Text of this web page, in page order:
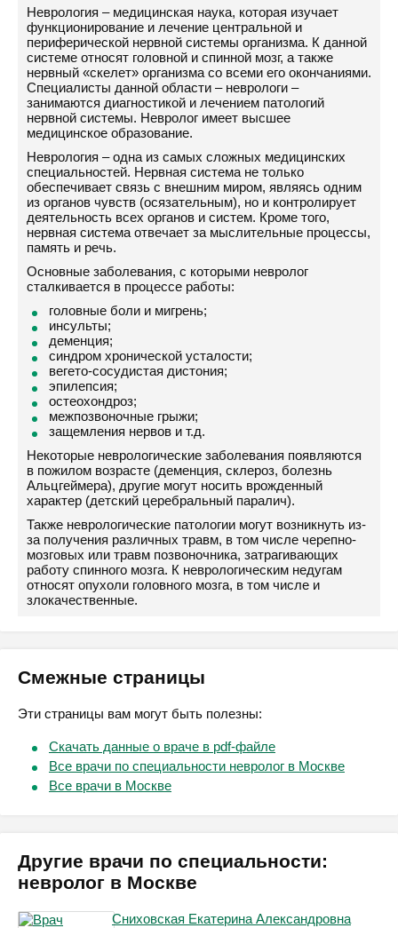
Неврология – медицинская наука, которая изучает
функционирование и лечение центральной и
периферической нервной системы организма. К данной
системе относят головной и спинной мозг, а также
нервный «скелет» организма со всеми его окончаниями.
Специалисты данной области – неврологи –
занимаются диагностикой и лечением патологий
нервной системы. Невролог имеет высшее
медицинское образование.
Неврология – одна из самых сложных медицинских
специальностей. Нервная система не только
обеспечивает связь с внешним миром, являясь одним
из органов чувств (осязательным), но и контролирует
деятельность всех органов и систем. Кроме того,
нервная система отвечает за мыслительные процессы,
память и речь.
Основные заболевания, с которыми невролог
сталкивается в процессе работы:
головные боли и мигрень;
инсульты;
деменция;
синдром хронической усталости;
вегето-сосудистая дистония;
эпилепсия;
остеохондроз;
межпозвоночные грыжи;
защемления нервов и т.д.
Некоторые неврологические заболевания появляются
в пожилом возрасте (деменция, склероз, болезнь
Альцгеймера), другие могут носить врожденный
характер (детский церебральный паралич).
Также неврологические патологии могут возникнуть из-
за получения различных травм, в том числе черепно-
мозговых или травм позвоночника, затрагивающих
работу спинного мозга. К неврологическим недугам
относят опухоли головного мозга, в том числе и
злокачественные.
Смежные страницы
Эти страницы вам могут быть полезны:
Скачать данные о враче в pdf-файле
Все врачи по специальности невролог в Москве
Все врачи в Москве
Другие врачи по специальности:
невролог в Москве
Сниховская Екатерина Александровна